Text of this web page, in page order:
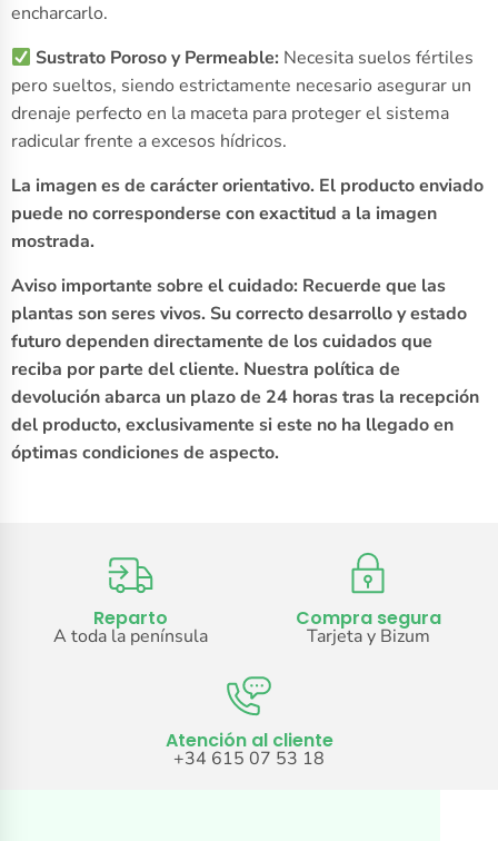
encharcarlo.
Sustrato Poroso y Permeable: Necesita suelos fértiles
pero sueltos, siendo estrictamente necesario asegurar un
drenaje perfecto en la maceta para proteger el sistema
radicular frente a excesos hídricos.
La imagen es de carácter orientativo. El producto enviado
puede no corresponderse con exactitud a la imagen
mostrada.
Aviso importante sobre el cuidado: Recuerde que las
plantas son seres vivos. Su correcto desarrollo y estado
futuro dependen directamente de los cuidados que
reciba por parte del cliente. Nuestra política de
devolución abarca un plazo de 24 horas tras la recepción
del producto, exclusivamente si este no ha llegado en
óptimas condiciones de aspecto.
Reparto
A toda la península
Compra segura
Tarjeta y Bizum
Atención al cliente
+34 615 07 53 18